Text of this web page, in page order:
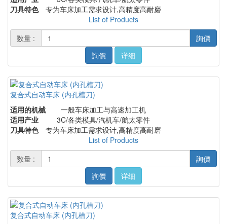
刀具特色
专为车床加工需求设计,高精度高耐磨
List of Products
数量 :
詢價
詢價
详细
复合式自动车床 (内孔槽刀)
适用的机械
一般车床加工与高速加工机
适用产业
3C/各类模具/汽机车/航太零件
刀具特色
专为车床加工需求设计,高精度高耐磨
List of Products
数量 :
詢價
詢價
详细
复合式自动车床 (内孔槽刀)